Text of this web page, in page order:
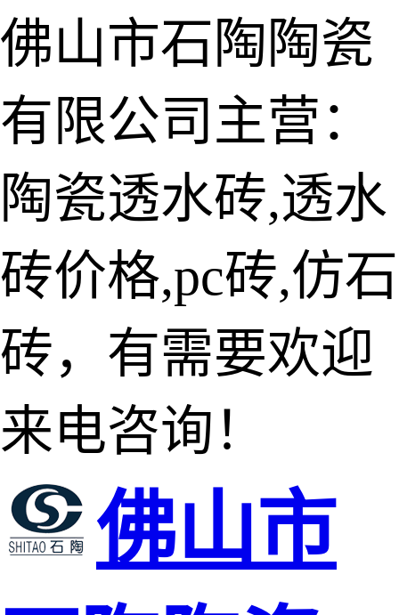
佛山市石陶陶瓷
有限公司主营：
陶瓷透水砖,透水
砖价格,pc砖,仿石
砖，有需要欢迎
来电咨询！
佛山市
陶瓷透水砖
生态仿石砖
仿石透水砖
承重仿石砖
细面透水砖